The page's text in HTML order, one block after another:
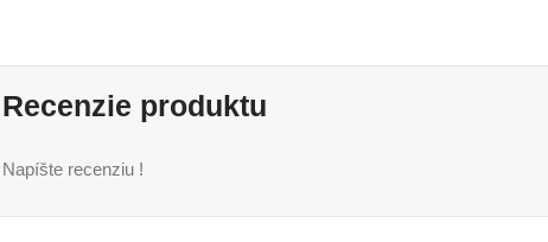
Recenzie produktu
Napíšte recenziu !